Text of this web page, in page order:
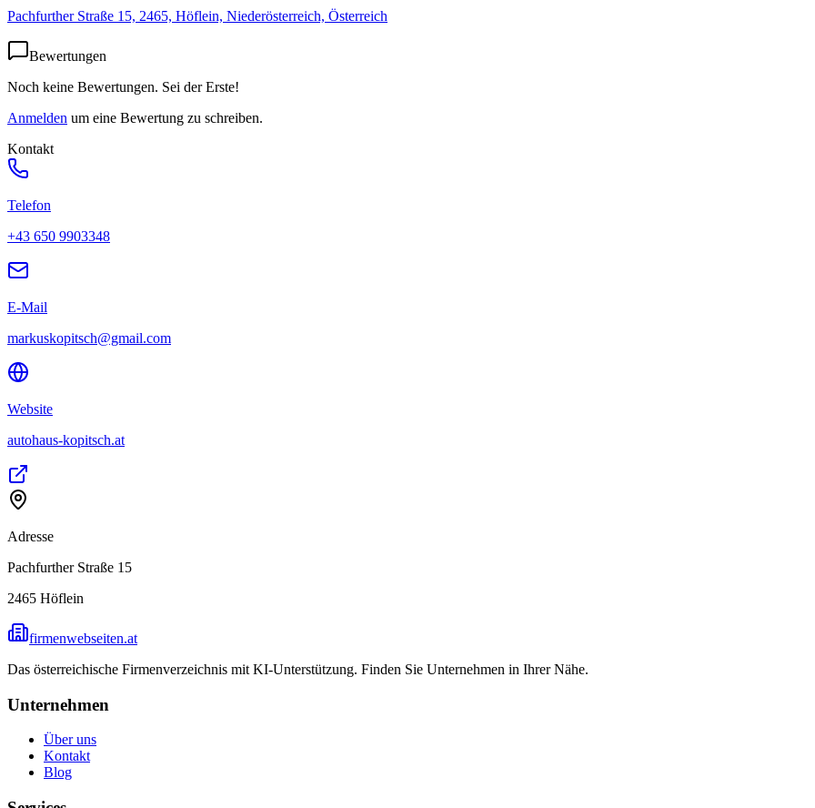
Pachfurther Straße 15, 2465, Höflein, Niederösterreich, Österreich
Bewertungen
Noch keine Bewertungen. Sei der Erste!
Anmelden um eine Bewertung zu schreiben.
Kontakt
Telefon
+43 650 9903348
E-Mail
markuskopitsch@gmail.com
Website
autohaus-kopitsch.at
Adresse
Pachfurther Straße 15
2465 Höflein
firmenwebseiten.at
Das österreichische Firmenverzeichnis mit KI-Unterstützung. Finden Sie Unternehmen in Ihrer Nähe.
Unternehmen
Über uns
Kontakt
Blog